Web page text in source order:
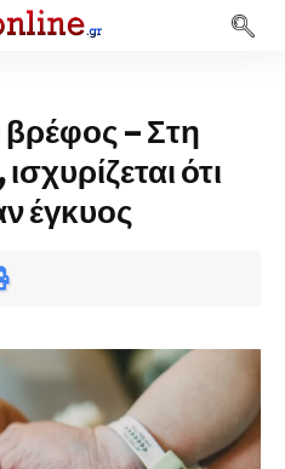
βρέφος – Στη
ότι
έγκυος